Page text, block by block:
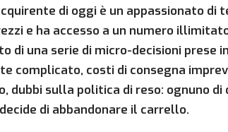
di oggi è un appassionato
e ha accesso a un numero
di una serie di micro-decisioni prese
complicato, costi di consegna
dubbi sulla politica di reso: ognuno
di abbandonare il carrello.